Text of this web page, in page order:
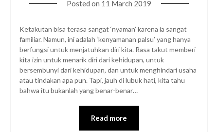
Posted on 11 March 2019
Ketakutan bisa terasa sangat ‘nyaman’ karena ia sangat
familiar. Namun, ini adalah ‘kenyamanan palsu’ yang hanya
berfungsi untuk menjatuhkan diri kita. Rasa takut memberi
kita izin untuk menarik diri dari kehidupan, untuk
bersembunyi dari kehidupan, dan untuk menghindari usaha
atau tindakan apa pun. Tapi, jauh di lubuk hati, kita tahu
bahwa itu bukanlah yang benar-benar…
Read more